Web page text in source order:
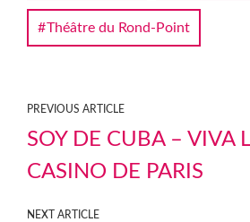
Théâtre du Rond-Point
PREVIOUS ARTICLE
SOY DE CUBA – VIVA
CASINO DE PARIS
NEXT ARTICLE